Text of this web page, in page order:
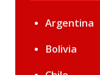
Argentina
Bolivia